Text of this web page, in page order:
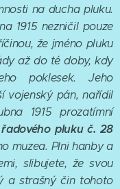
na ducha pluku.
1915 nezničil pouze
že jméno pluku
až do té doby, kdy
poklesek. Jeho
vojenský pán, nařídil
1915 prozatímní
pluku č. 28
muzea. Plni hanby a
slibujete, že svou
a strašný čin tohoto